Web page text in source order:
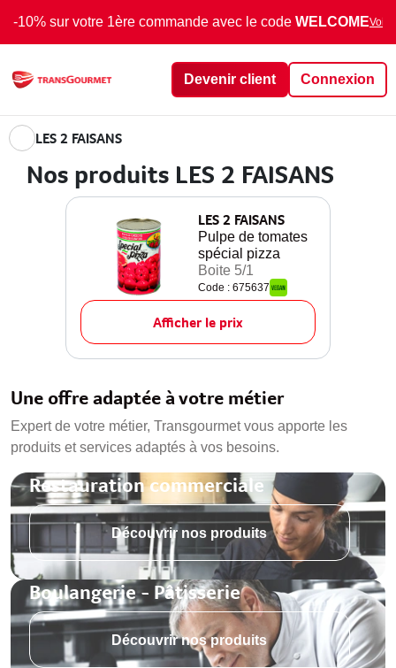
-10% sur votre 1ère commande avec le code WELCOMEVoir
Devenir client Connexion
LES 2 FAISANS
Nos produits LES 2 FAISANS
LES 2 FAISANS
Pulpe de tomates
spécial pizza
Boite 5/1
Code : 675637
Afficher le prix
Une offre adaptée à votre métier
Expert de votre métier, Transgourmet vous apporte les
produits et services adaptés à vos besoins.
Restauration commerciale
Découvrir nos produits
Boulangerie - Pâtisserie
Découvrir nos produits